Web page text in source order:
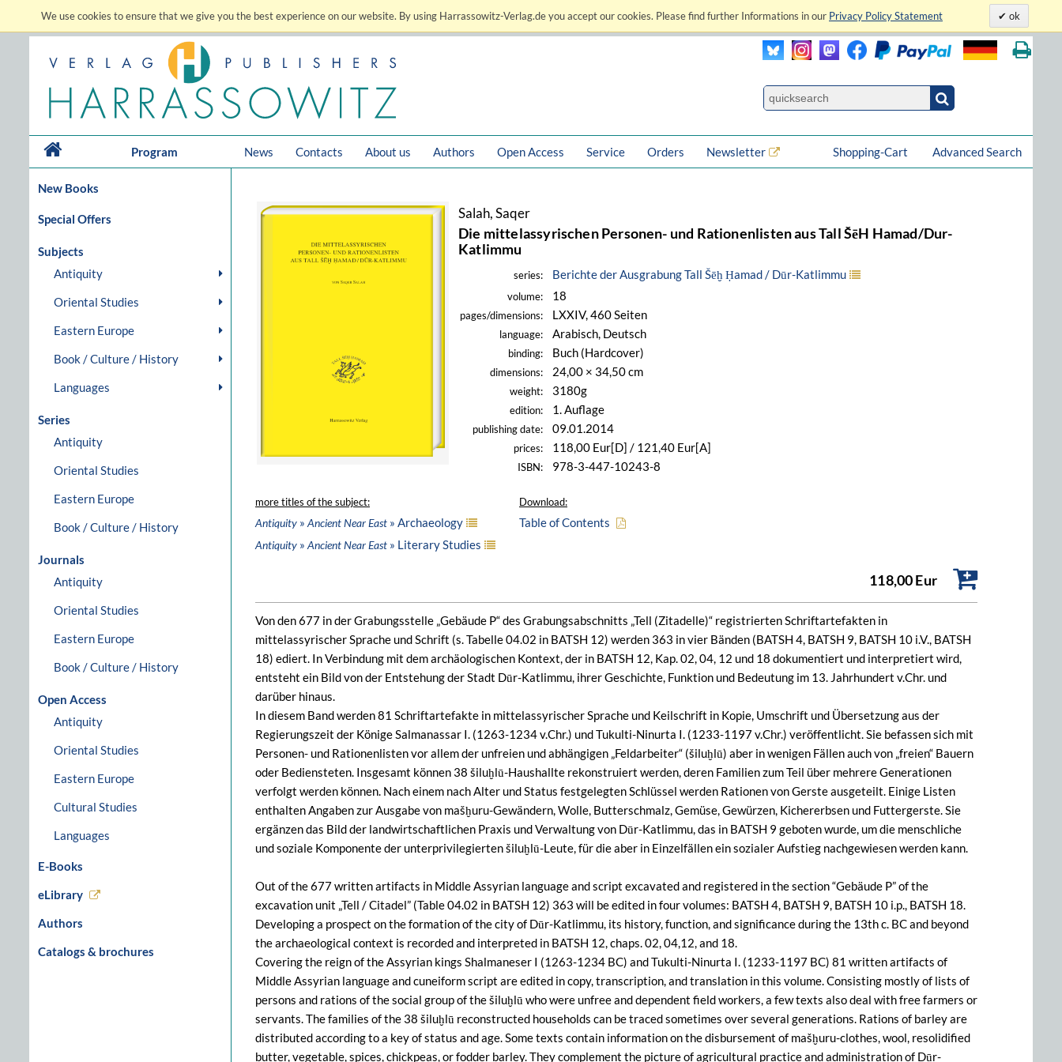
We use cookies to ensure that we give you the best experience on our website. By using Harrassowitz-Verlag.de you accept our cookies. Please find further Informations in our Privacy Policy Statement ok
Program News Contacts About us Authors Open Access Service Orders Newsletter Advanced Search
Shopping-Cart
New Books
Special Offers
Subjects
Antiquity
Oriental Studies
Eastern Europe
Book / Culture / History
Languages
Series
Antiquity
Oriental Studies
Eastern Europe
Book / Culture / History
Journals
Antiquity
Oriental Studies
Eastern Europe
Book / Culture / History
Open Access
Antiquity
Oriental Studies
Eastern Europe
Cultural Studies
Languages
E-Books
eLibrary
Authors
Catalogs & brochures
Salah, Saqer
Die mittelassyrischen Personen- und Rationenlisten aus Tall ŠēH Hamad/Dur-
Katlimmu
series: Berichte der Ausgrabung Tall Šēḫ Ḥamad / Dūr-Katlimmu
volume: 18
pages/dimensions: LXXIV, 460 Seiten
language: Arabisch, Deutsch
binding: Buch (Hardcover)
dimensions: 24,00 × 34,50 cm
weight: 3180g
edition: 1. Auflage
publishing date: 09.01.2014
prices: 118,00 Eur[D] / 121,40 Eur[A]
ISBN: 978-3-447-10243-8
more titles of the subject:
Antiquity » Ancient Near East » Archaeology
Antiquity » Ancient Near East » Literary Studies
Download:
Table of Contents
118,00 Eur
Von den 677 in der Grabungsstelle „Gebäude P“ des Grabungsabschnitts „Tell (Zitadelle)“ registrierten Schriftartefakten in
mittelassyrischer Sprache und Schrift (s. Tabelle 04.02 in BATSH 12) werden 363 in vier Bänden (BATSH 4, BATSH 9, BATSH 10 i.V., BATSH
18) ediert. In Verbindung mit dem archäologischen Kontext, der in BATSH 12, Kap. 02, 04, 12 und 18 dokumentiert und interpretiert wird,
entsteht ein Bild von der Entstehung der Stadt Dūr-Katlimmu, ihrer Geschichte, Funktion und Bedeutung im 13. Jahrhundert v.Chr. und
darüber hinaus.
In diesem Band werden 81 Schriftartefakte in mittelassyrischer Sprache und Keilschrift in Kopie, Umschrift und Übersetzung aus der
Regierungszeit der Könige Salmanassar I. (1263-1234 v.Chr.) und Tukulti-Ninurta I. (1233-1197 v.Chr.) veröffentlicht. Sie befassen sich mit
Personen- und Rationenlisten vor allem der unfreien und abhängigen „Feldarbeiter“ (šiluḫlū) aber in wenigen Fällen auch von „freien“ Bauern
oder Bediensteten. Insgesamt können 38 šiluḫlū-Haushallte rekonstruiert werden, deren Familien zum Teil über mehrere Generationen
verfolgt werden können. Nach einem nach Alter und Status festgelegten Schlüssel werden Rationen von Gerste ausgeteilt. Einige Listen
enthalten Angaben zur Ausgabe von mašḫuru-Gewändern, Wolle, Butterschmalz, Gemüse, Gewürzen, Kichererbsen und Futtergerste. Sie
ergänzen das Bild der landwirtschaftlichen Praxis und Verwaltung von Dūr-Katlimmu, das in BATSH 9 geboten wurde, um die menschliche
und soziale Komponente der unterprivilegierten šiluḫlū-Leute, für die aber in Einzelfällen ein sozialer Aufstieg nachgewiesen werden kann.
Out of the 677 written artifacts in Middle Assyrian language and script excavated and registered in the section “Gebäude P” of the
excavation unit „Tell / Citadel” (Table 04.02 in BATSH 12) 363 will be edited in four volumes: BATSH 4, BATSH 9, BATSH 10 i.p., BATSH 18.
Developing a prospect on the formation of the city of Dūr-Katlimmu, its history, function, and significance during the 13th c. BC and beyond
the archaeological context is recorded and interpreted in BATSH 12, chaps. 02, 04,12, and 18.
Covering the reign of the Assyrian kings Shalmaneser I (1263-1234 BC) and Tukulti-Ninurta I. (1233-1197 BC) 81 written artifacts of
Middle Assyrian language and cuneiform script are edited in copy, transcription, and translation in this volume. Consisting mostly of lists of
persons and rations of the social group of the šiluḫlū who were unfree and dependent field workers, a few texts also deal with free farmers or
servants. The families of the 38 šiluḫlū reconstructed households can be traced sometimes over several generations. Rations of barley are
distributed according to a key of status and age. Some texts contain information on the disbursement of mašḫuru-clothes, wool, resolidified
butter, vegetable, spices, chickpeas, or fodder barley. They complement the picture of agricultural practice and administration of Dūr-